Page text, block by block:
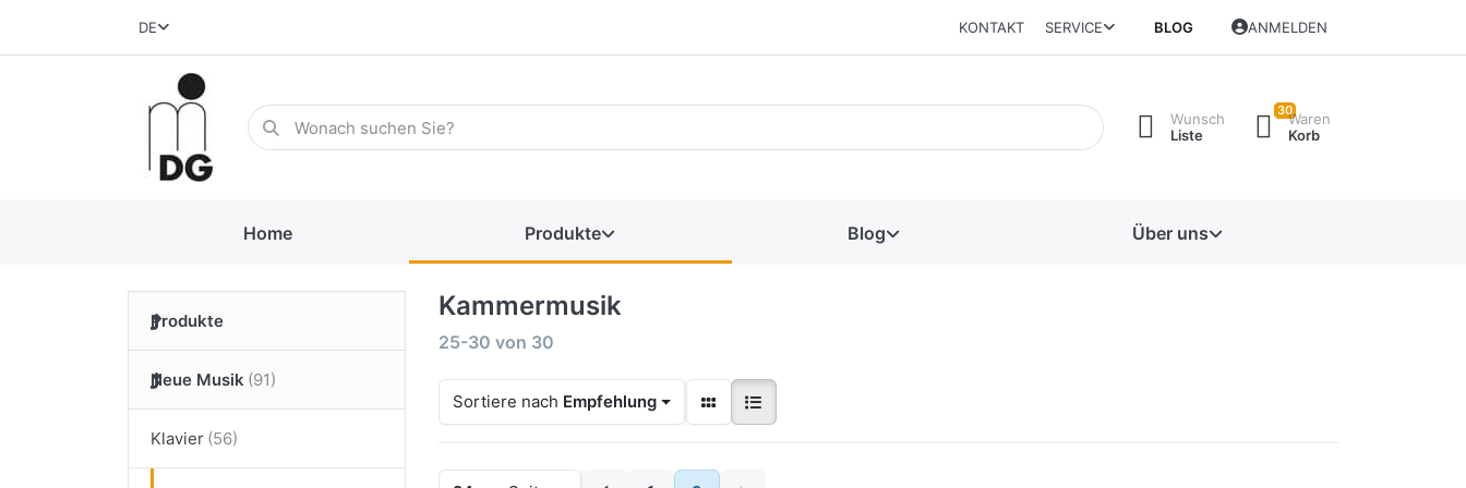
DE KONTAKT SERVICE BLOG ANMELDEN
Wunsch
Liste
30Waren
Korb
Home Produkte Blog Über uns
Produkte
Neue Musik
Klavier
Kammermusik
25-30 von 30
Sortiere nach Empfehlung